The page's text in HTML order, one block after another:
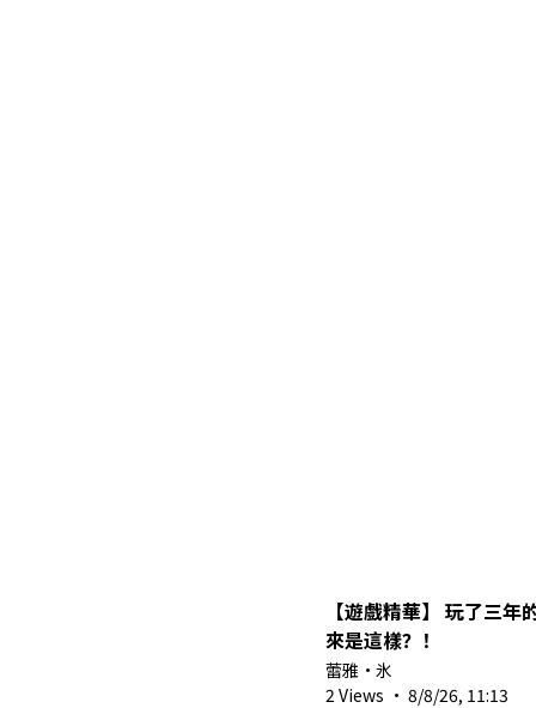
【遊戲精華】 玩了三
來是這樣？！
蕾雅・氷
2 Views · 8/8/26, 11:13